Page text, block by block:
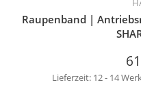
Raupenband |
Lieferzeit: 12 - 14